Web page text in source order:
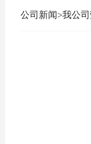
公司新闻>我公